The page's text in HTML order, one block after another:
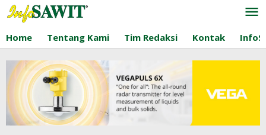
Lewati
ke
konten
Home Tentang Kami Tim Redaksi Kontak